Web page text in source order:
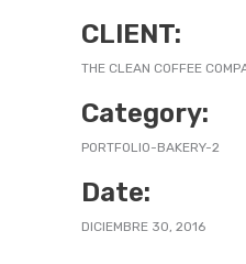
CLIENT:
THE CLEAN COFFEE
Category:
PORTFOLIO-BAKERY-2
Date:
DICIEMBRE 30, 2016